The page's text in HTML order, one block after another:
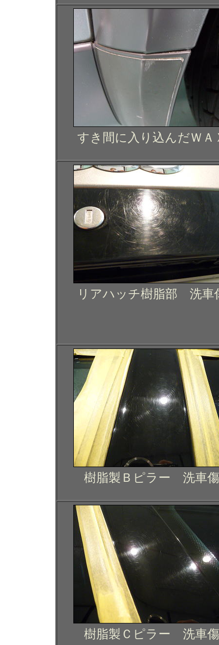
すき間に入り込んだＷＡ
リアハッチ樹脂部 洗車
樹脂製Ｂピラー 洗車傷
樹脂製Ｃピラー 洗車傷